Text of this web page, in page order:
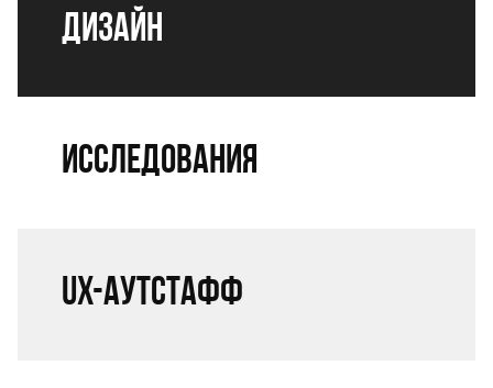
Дизайн
Исследования
UX-аутстафф